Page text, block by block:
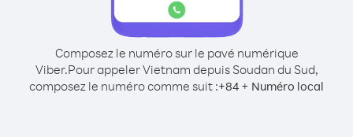
Composez le numéro sur le pavé numérique
Viber.Pour appeler Vietnam depuis Soudan du Sud,
composez le numéro comme suit :+84 + Numéro local